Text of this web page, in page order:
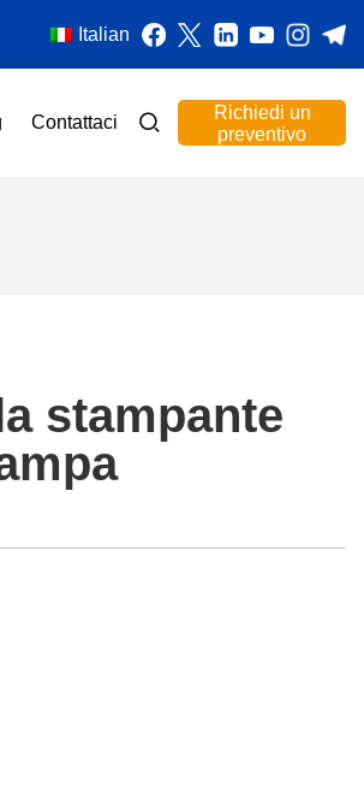
Italian
Contattaci
Richiedi un
preventivo
stampante